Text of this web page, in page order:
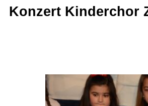
Konzert Kinderchor